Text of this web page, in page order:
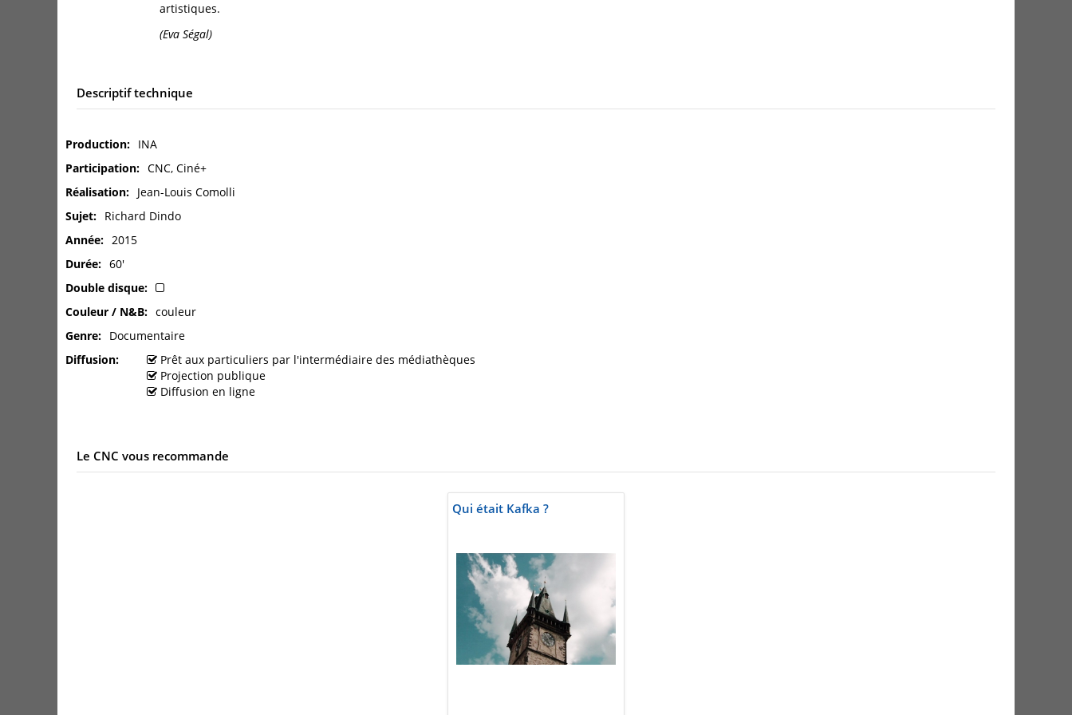
artistiques.
(Eva Ségal)
Descriptif technique
Production
INA
Participation
CNC, Ciné+
Réalisation
Jean-Louis Comolli
Sujet
Richard Dindo
Année
2015
Durée
60'
Double disque
Couleur / N&B
couleur
Genre
Documentaire
Diffusion
Prêt aux particuliers par l'intermédiaire des médiathèques
Projection publique
Diffusion en ligne
Le CNC vous recommande
Qui était Kafka ?